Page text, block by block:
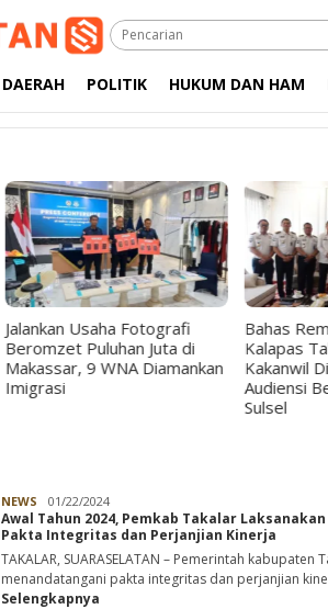
DAERAH POLITIK HUKUM DAN HAM
Bahas Remisi HUT Ke-81 RI,
Kalapas Takalar Dampingi
Kakanwil Ditjenpas Sulsel
Audiensi Bersama Gubernur
Semarak
Kalapas
Pekan
Warga
NEWS Rabbani
01/22/2024
Awal Tahun 2024, Pemkab Takalar
Pakta Integritas dan Perjanjian Kinerja
TAKALAR, SUARASELATAN – Pemerintah kabupaten
menandatangani pakta integritas dan perjanjian
Selengkapnya